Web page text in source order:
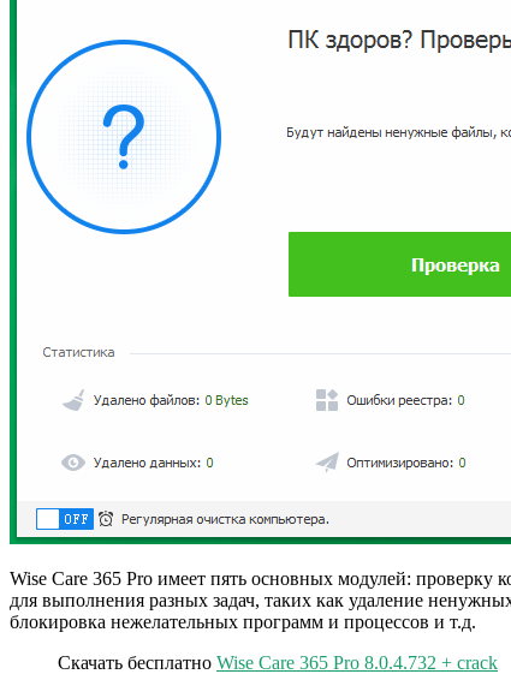
Wise Care 365 Pro имеет пять основных модулей:
для выполнения разных задач, таких как удаление
блокировка нежелательных программ и процессов и т.д.
Скачать бесплатно Wise Care 365 Pro 8.0.4.732 + crack